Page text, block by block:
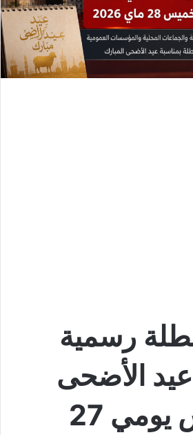
رسمية
الأضحى
في تونس يومي 27